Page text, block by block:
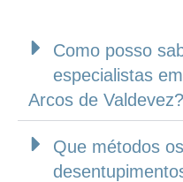
Como posso
especialistas
Arcos de Valdevez?
Que métodos